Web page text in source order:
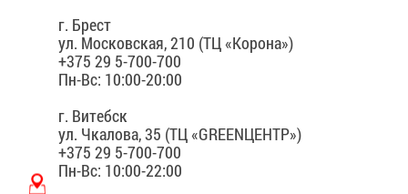
г. Брест
ул. Мос­ков­ская, 210 (ТЦ «Ко­ро­на»)
+375 29 5-700-700
Пн-Вс: 10:00-20:00
г. Ви­тебск
ул. Чка­ло­ва, 35 (ТЦ «GREEN­ЦЕНТР»)
+375 29 5-700-700
Пн-Вс: 10:00-22:00